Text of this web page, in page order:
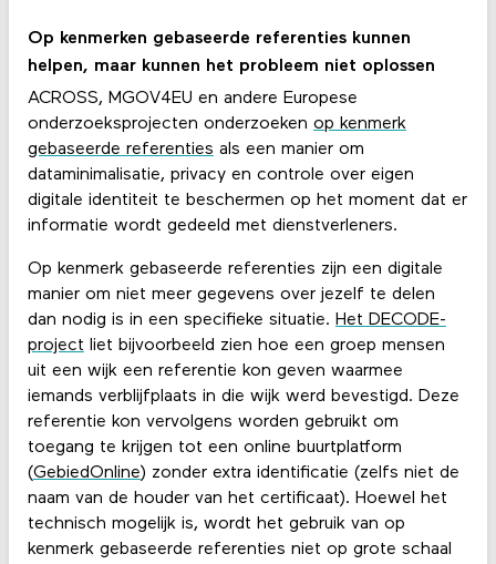
Op kenmerken gebaseerde referenties kunnen
helpen, maar kunnen het probleem niet oplossen
ACROSS, MGOV4EU en andere Europese
onderzoeksprojecten onderzoeken op kenmerk
gebaseerde referenties als een manier om
dataminimalisatie, privacy en controle over eigen
digitale identiteit te beschermen op het moment dat er
informatie wordt gedeeld met dienstverleners.
Op kenmerk gebaseerde referenties zijn een digitale
manier om niet meer gegevens over jezelf te delen
dan nodig is in een specifieke situatie. Het DECODE-
project liet bijvoorbeeld zien hoe een groep mensen
uit een wijk een referentie kon geven waarmee
iemands verblijfplaats in die wijk werd bevestigd. Deze
referentie kon vervolgens worden gebruikt om
toegang te krijgen tot een online buurtplatform
(GebiedOnline) zonder extra identificatie (zelfs niet de
naam van de houder van het certificaat). Hoewel het
technisch mogelijk is, wordt het gebruik van op
kenmerk gebaseerde referenties niet op grote schaal